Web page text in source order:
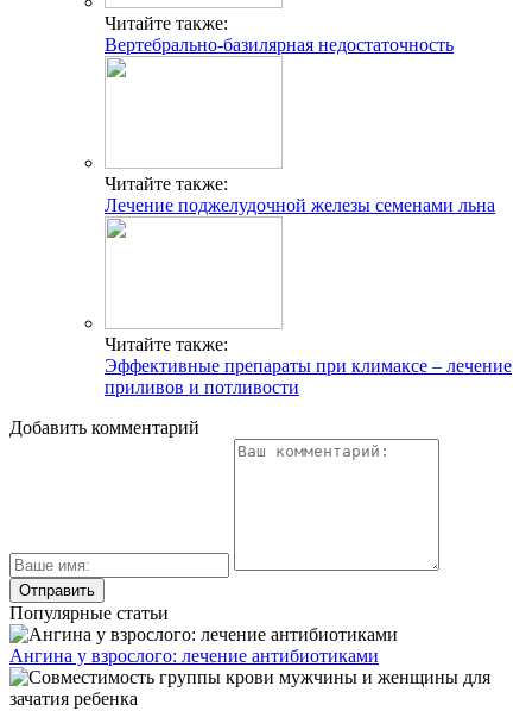
Читайте также:
Вертебрально-базилярная недостаточность
Читайте также:
Лечение поджелудочной железы семенами льна
Читайте также:
Эффективные препараты при климаксе – лечение
приливов и потливости
Добавить комментарий
Популярные статьи
Ангина у взрослого: лечение антибиотиками